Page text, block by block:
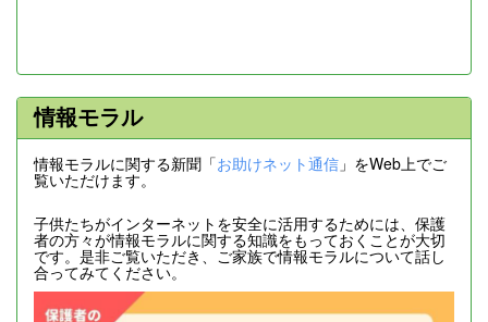
情報モラル
情報モラルに関する新聞「お助けネット通信 」をWeb上でご
覧いただけます。
子供たちがインターネットを安全に活用するためには、保護
者の方々が情報モラルに関する知識をもっておくことが大切
です。是非ご覧いただき、ご家族で情報モラルについて話し
合ってみてください。